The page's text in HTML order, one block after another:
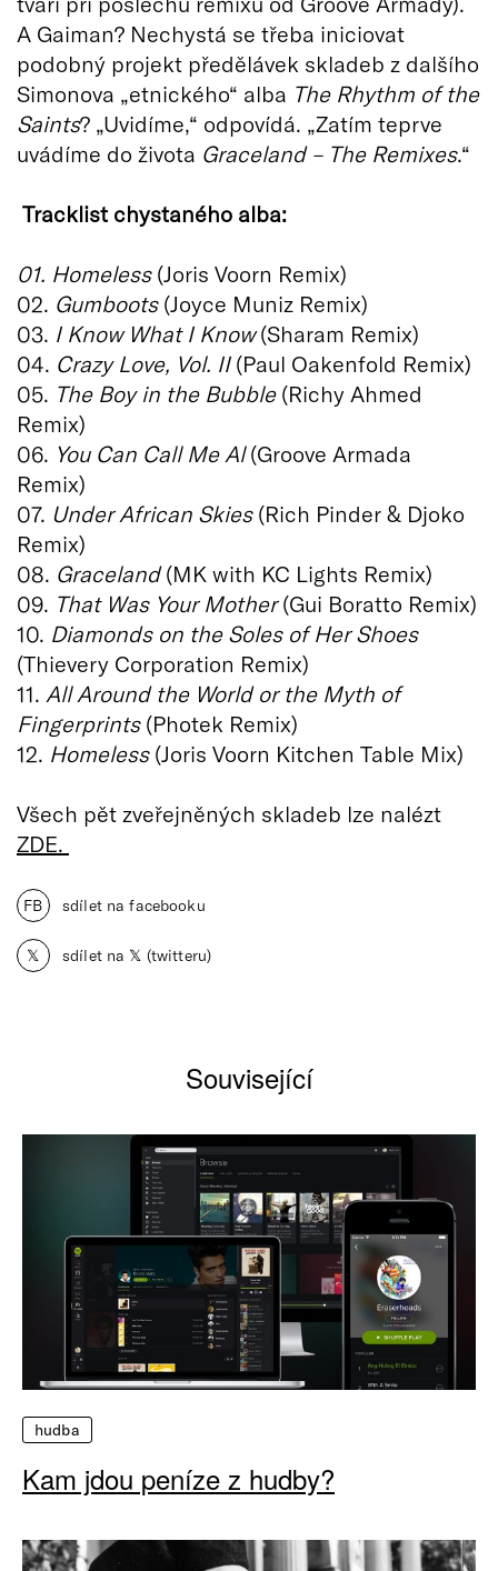
A Gaiman? Nechystá se třeba iniciovat
podobný projekt předělávek skladeb z dalšího
Simonova „etnického“ alba The Rhythm of the
Saints? „Uvidíme,“ odpovídá. „Zatím teprve
uvádíme do života Graceland – The Remixes.“
Tracklist chystaného alba:
01. Homeless(Joris Voorn Remix)
02. Gumboots (Joyce Muniz Remix)
03. I Know What I Know(Sharam Remix)
04. Crazy Love, Vol. II(Paul Oakenfold Remix)
05. The Boy in the Bubble(Richy Ahmed
Remix)
06. You Can Call Me Al(Groove Armada
Remix)
07. Under African Skies(Rich Pinder & Djoko
Remix)
08. Graceland(MK with KC Lights Remix)
09. That Was Your Mother(Gui Boratto Remix)
10. Diamonds on the Soles of Her Shoes
(Thievery Corporation Remix)
11. All Around the World or the Myth of
Fingerprints(Photek Remix)
12. Homeless (Joris Voorn Kitchen Table Mix)
Všech pět zveřejněných skladeb lze nalézt
ZDE.
FB sdílet na facebooku
𝕏 sdílet na 𝕏 (twitteru)
Související
hudba
Kam jdou peníze z hudby?